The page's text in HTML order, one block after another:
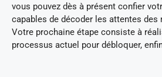
vous pouvez dès à présent confier
capables de décoder les attentes
Votre prochaine étape consiste à
processus actuel pour débloquer,